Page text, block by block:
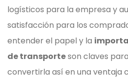
logísticos para la empresa y
satisfacción para los
entender el papel y la
de transporteson claves
convertirla así en una ventaja